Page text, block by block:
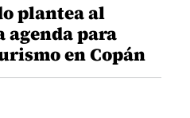
plantea al
agenda para
en Copán